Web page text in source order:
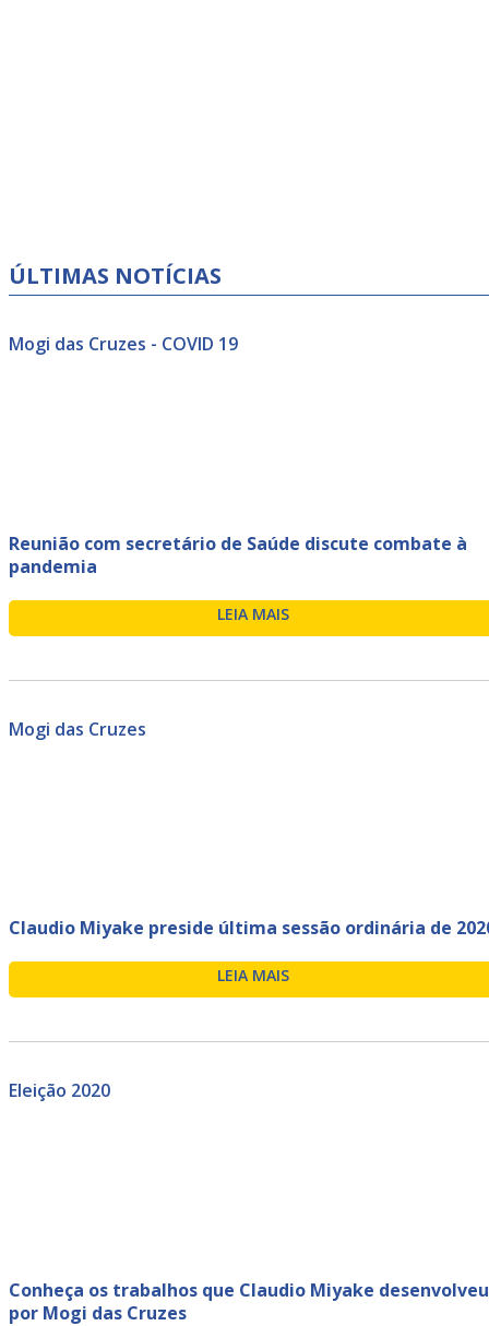
ÚLTIMAS NOTÍCIAS
Mogi das Cruzes - COVID 19
Reunião com secretário de Saúde discute combate à
pandemia
LEIA MAIS
Mogi das Cruzes
Claudio Miyake preside última sessão ordinária de
LEIA MAIS
Eleição 2020
Conheça os trabalhos que Claudio Miyake desenvolveu
por Mogi das Cruzes